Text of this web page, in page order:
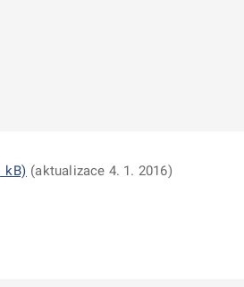
kB) (aktualizace 4. 1. 2016)